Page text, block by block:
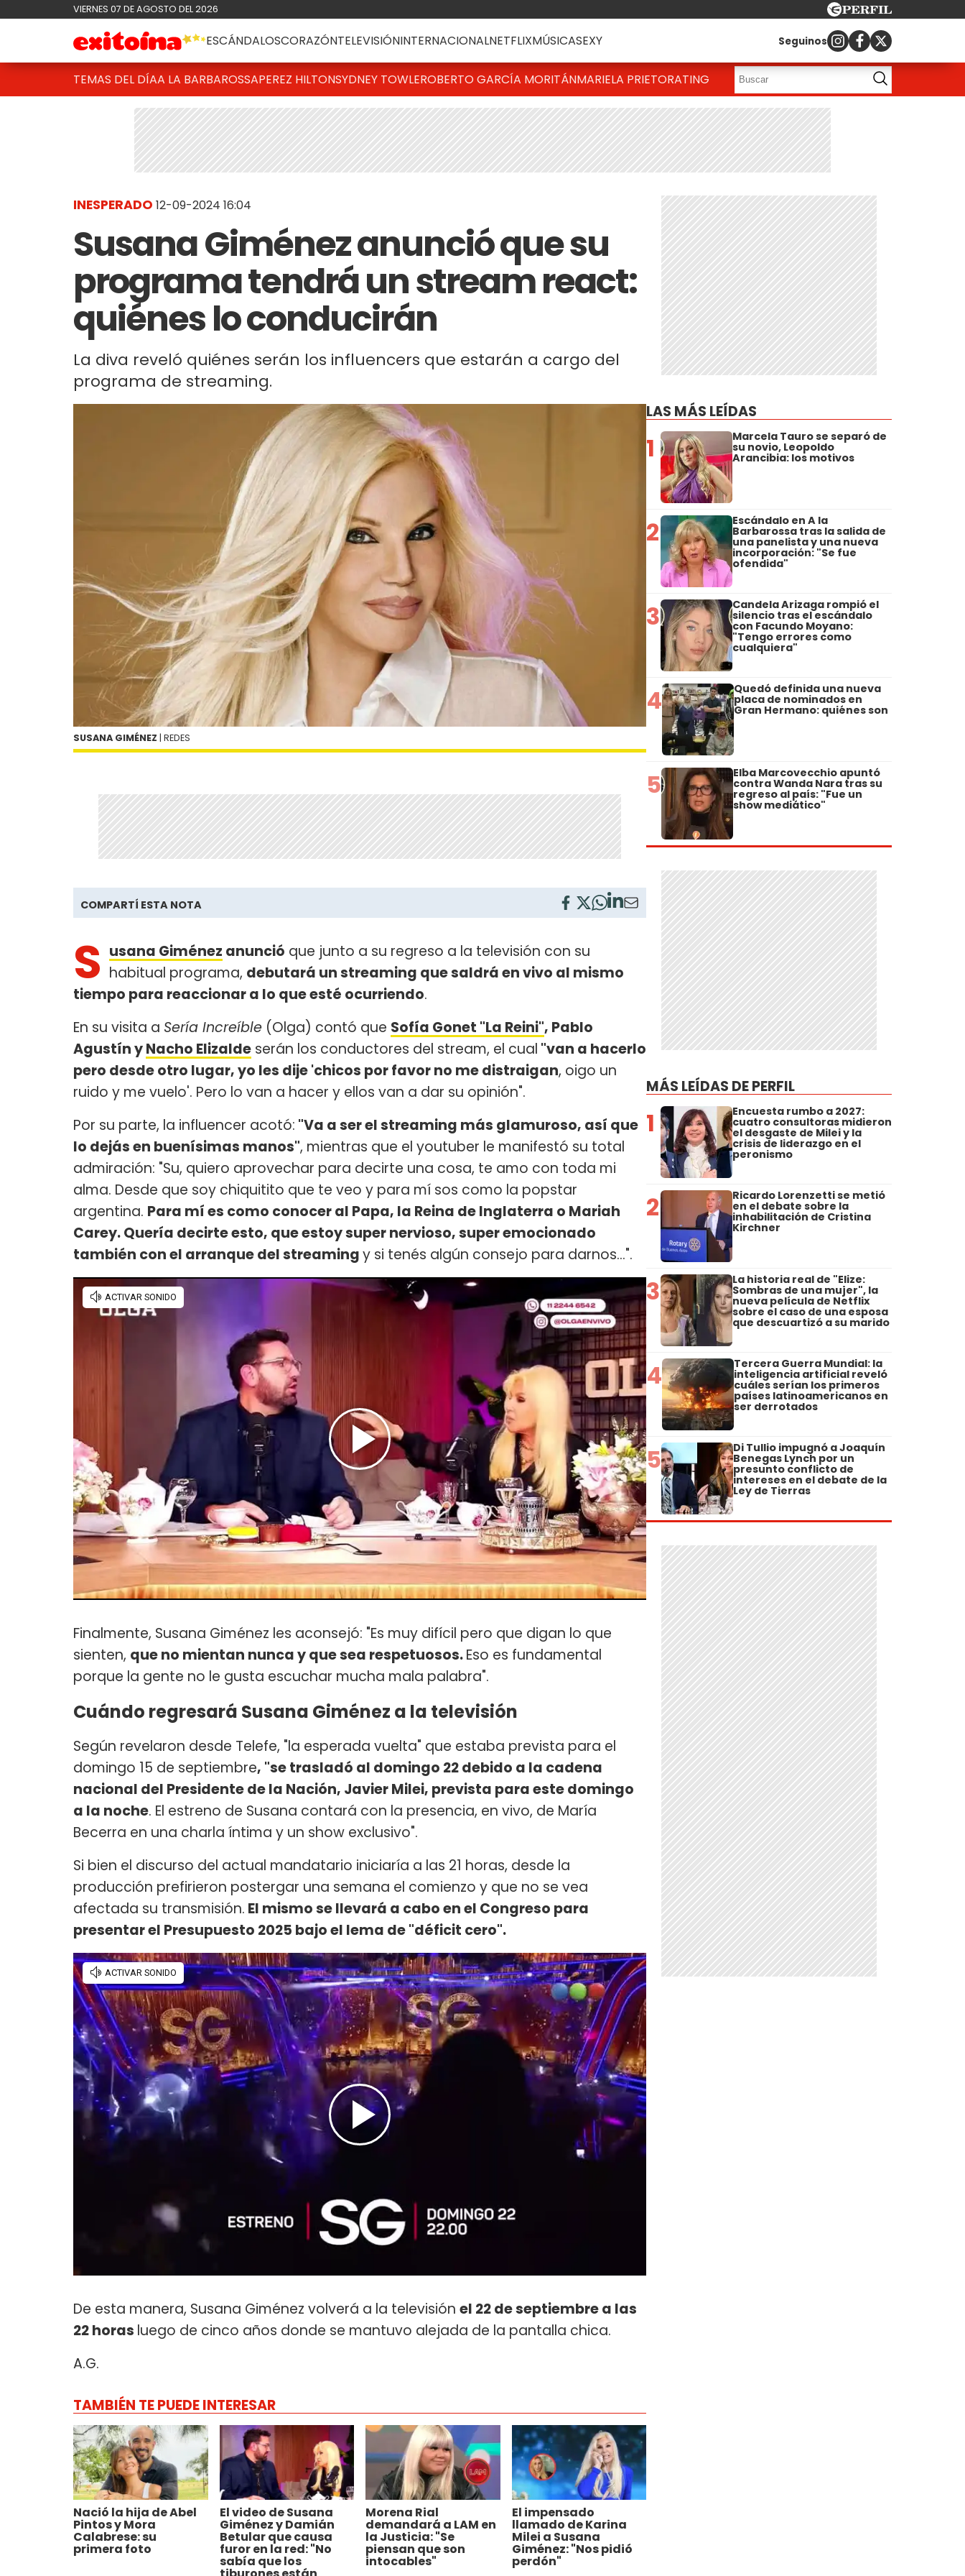
VIERNES 07 DE AGOSTO DEL 2026
ESCÁNDALOSCORAZÓNTELEVISIÓNINTERNACIONALNETFLIXMÚSICASEXY Seguinos
TEMAS DEL DÍAA LA BARBAROSSAPEREZ HILTONSYDNEY TOWLEROBERTO GARCÍA MORITÁNMARIELA PRIETORATING
INESPERADO 12-09-2024 16:04
Susana Giménez anunció que su
programa tendrá un stream react:
quiénes lo conducirán
La diva reveló quiénes serán los influencers que estarán a cargo del
programa de streaming.
SUSANA GIMÉNEZ | REDES
COMPARTÍ ESTA NOTA
S usana Giménez anunció que junto a su regreso a la televisión con su
habitual programa, debutará un streaming que saldrá en vivo al mismo
tiempo para reaccionar a lo que esté ocurriendo.
En su visita a Sería Increíble (Olga) contó que Sofía Gonet "La Reini", Pablo
Agustín yNacho Elizalde serán los conductores del stream, el cual "van a hacerlo
pero desde otro lugar, yo les dije 'chicos por favor no me distraigan, oigo un
ruido y me vuelo'. Pero lo van a hacer y ellos van a dar su opinión".
Por su parte, la influencer acotó: "Va a ser el streaming más glamuroso, así que
lo dejás en buenísimas manos", mientras que el youtuber le manifestó su total
admiración: "Su, quiero aprovechar para decirte una cosa, te amo con toda mi
alma. Desde que soy chiquitito que te veo y para mí sos como la popstar
argentina. Para mí es como conocer al Papa, la Reina de Inglaterra o Mariah
Carey. Quería decirte esto, que estoy super nervioso, super emocionado
también con el arranque del streamingy si tenés algún consejo para darnos...".
Finalmente, Susana Giménez les aconsejó: "Es muy difícil pero que digan lo que
sienten, que no mientan nunca y que sea respetuosos.Eso es fundamental
porque la gente no le gusta escuchar mucha mala palabra".
Cuándo regresará Susana Giménez a la televisión
Según revelaron desde Telefe, "la esperada vuelta" que estaba prevista para el
domingo 15 de septiembre, "se trasladó al domingo 22 debido a la cadena
nacional del Presidente de la Nación, Javier Milei, prevista para este domingo
a la noche. El estreno de Susana contará con la presencia, en vivo, de María
Becerra en una charla íntima y un show exclusivo".
Si bien el discurso del actual mandatario iniciaría a las 21 horas, desde la
producción prefirieron postergar una semana el comienzo y que no se vea
afectada su transmisión. El mismo se llevará a cabo en el Congreso para
presentar el Presupuesto 2025 bajo el lema de "déficit cero".
De esta manera, Susana Giménez volverá a la televisión el 22 de septiembre a las
22 horas luego de cinco años donde se mantuvo alejada de la pantalla chica.
A.G.
TAMBIÉN TE PUEDE INTERESAR
Nació la hija de Abel
Pintos y Mora
Calabrese: su
primera foto
El video de Susana
Giménez y Damián
Betular que causa
furor en la red: "No
sabía que los
Morena Rial
demandará a LAM en
la Justicia: "Se
piensan que son
intocables"
El impensado
llamado de Karina
Milei a Susana
Giménez: "Nos pidió
perdón"
LAS MÁS LEÍDAS
1 Marcela Tauro se separó de
su novio, Leopoldo
Arancibia: los motivos
2 Escándalo en A la
Barbarossa tras la salida de
una panelista y una nueva
incorporación: "Se fue
ofendida"
3 Candela Arizaga rompió el
silencio tras el escándalo
con Facundo Moyano:
"Tengo errores como
cualquiera"
4 Quedó definida una nueva
placa de nominados en
Gran Hermano: quiénes son
5 Elba Marcovecchio apuntó
contra Wanda Nara tras su
regreso al país: "Fue un
show mediático"
MÁS LEÍDAS DE PERFIL
1 Encuesta rumbo a 2027:
cuatro consultoras midieron
el desgaste de Milei y la
crisis de liderazgo en el
peronismo
2 Ricardo Lorenzetti se metió
en el debate sobre la
inhabilitación de Cristina
Kirchner
3 La historia real de "Elize:
Sombras de una mujer", la
nueva película de Netflix
sobre el caso de una esposa
que descuartizó a su marido
4 Tercera Guerra Mundial: la
inteligencia artificial reveló
cuáles serían los primeros
países latinoamericanos en
ser derrotados
5 Di Tullio impugnó a Joaquín
Benegas Lynch por un
presunto conflicto de
intereses en el debate de la
Ley de Tierras